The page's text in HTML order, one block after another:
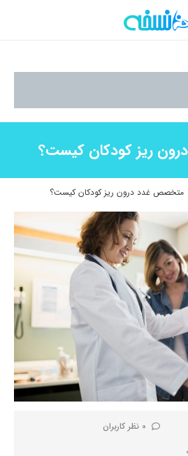
ریز کودکان کیست؟
متخصص غدد درون ریز کودکان کیست؟
0 نظر کاربران